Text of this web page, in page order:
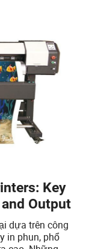
Key
Output
dựa trên công
in phun, phổ